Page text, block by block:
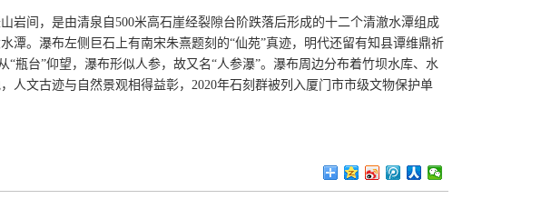
岩间，是由清泉自500米高石崖经裂隙台阶跌落后形成的十二个清澈水潭组成
潭。瀑布左侧巨石上有南宋朱熹题刻的“仙苑”真迹，明代还留有知县谭维鼎祈
“瓶台”仰望，瀑布形似人参，故又名“人参瀑”。瀑布周边分布着竹坝水库、水
人文古迹与自然景观相得益彰，2020年石刻群被列入厦门市市级文物保护单